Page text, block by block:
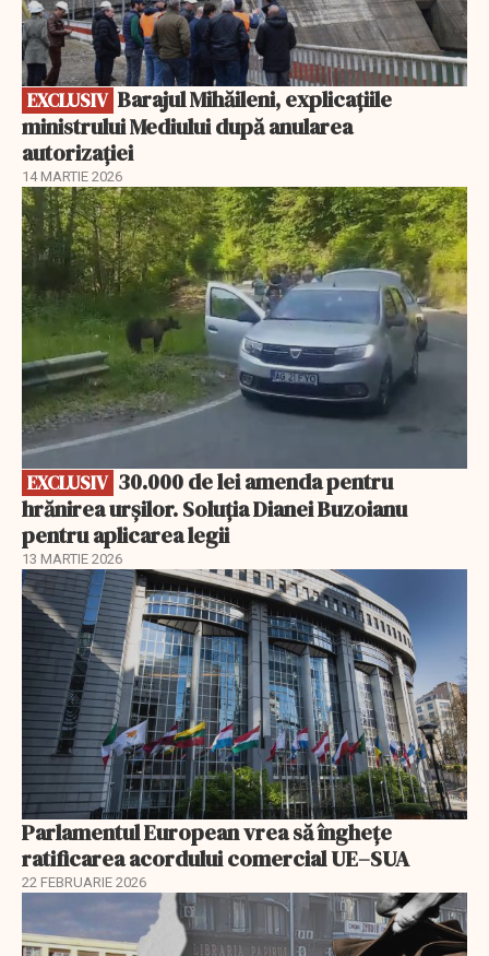
EXCLUSIV
ministrului Mediului după anularea
autorizației
14 MARTIE 2026
EXCLUSIV
EXCLUSIV
hrănirea urșilor. Soluția Dianei Buzoianu
pentru aplicarea legii
13 MARTIE 2026
Parlamentul European vrea să înghețe
ratificarea acordului comercial UE–SUA
22 FEBRUARIE 2026